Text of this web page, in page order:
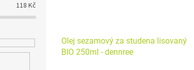
118 Kč
Olej sezamový za studena lisovaný
BIO 250ml - dennree